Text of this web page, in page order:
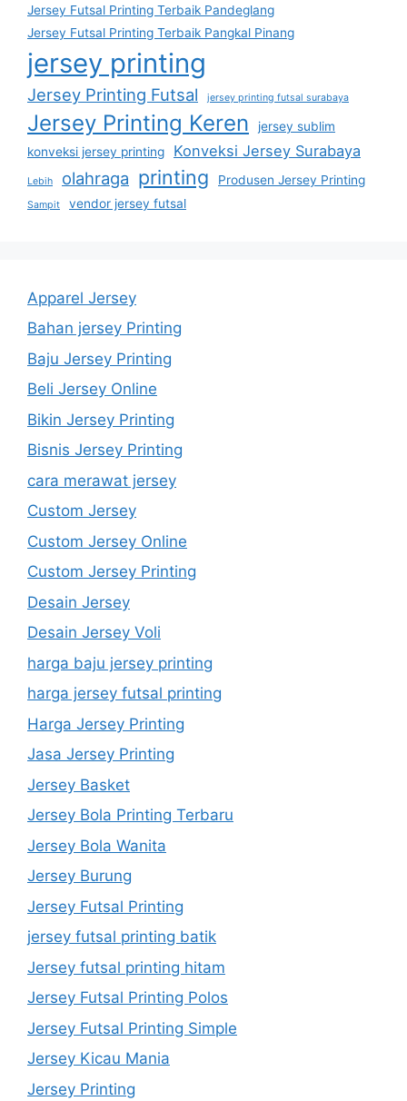
Jersey Futsal Printing Terbaik Pandeglang
Jersey Futsal Printing Terbaik Pangkal Pinang
jersey printing
Jersey Printing Futsal jersey printing futsal surabaya
Jersey Printing Keren
jersey sublim
konveksi jersey printing
Konveksi Jersey Surabaya
Lebih olahraga printing Produsen Jersey Printing
Sampit vendor jersey futsal
Apparel Jersey
Bahan jersey Printing
Baju Jersey Printing
Beli Jersey Online
Bikin Jersey Printing
Bisnis Jersey Printing
cara merawat jersey
Custom Jersey
Custom Jersey Online
Custom Jersey Printing
Desain Jersey
Desain Jersey Voli
harga baju jersey printing
harga jersey futsal printing
Harga Jersey Printing
Jasa Jersey Printing
Jersey Basket
Jersey Bola Printing Terbaru
Jersey Bola Wanita
Jersey Burung
Jersey Futsal Printing
jersey futsal printing batik
Jersey futsal printing hitam
Jersey Futsal Printing Polos
Jersey Futsal Printing Simple
Jersey Kicau Mania
Jersey Printing